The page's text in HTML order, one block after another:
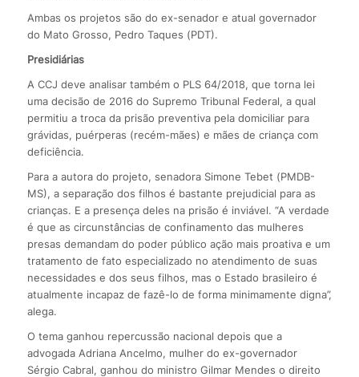
Ambas os projetos são do ex-senador e atual governador
do Mato Grosso, Pedro Taques (PDT).
Presidiárias
A CCJ deve analisar também o PLS 64/2018, que torna lei
uma decisão de 2016 do Supremo Tribunal Federal, a qual
permitiu a troca da prisão preventiva pela domiciliar para
grávidas, puérperas (recém-mães) e mães de criança com
deficiência.
Para a autora do projeto, senadora Simone Tebet (PMDB-
MS), a separação dos filhos é bastante prejudicial para as
crianças. E a presença deles na prisão é inviável. “A verdade
é que as circunstâncias de confinamento das mulheres
presas demandam do poder público ação mais proativa e um
tratamento de fato especializado no atendimento de suas
necessidades e dos seus filhos, mas o Estado brasileiro é
atualmente incapaz de fazê-lo de forma minimamente digna”,
alega.
O tema ganhou repercussão nacional depois que a
advogada Adriana Ancelmo, mulher do ex-governador
Sérgio Cabral, ganhou do ministro Gilmar Mendes o direito